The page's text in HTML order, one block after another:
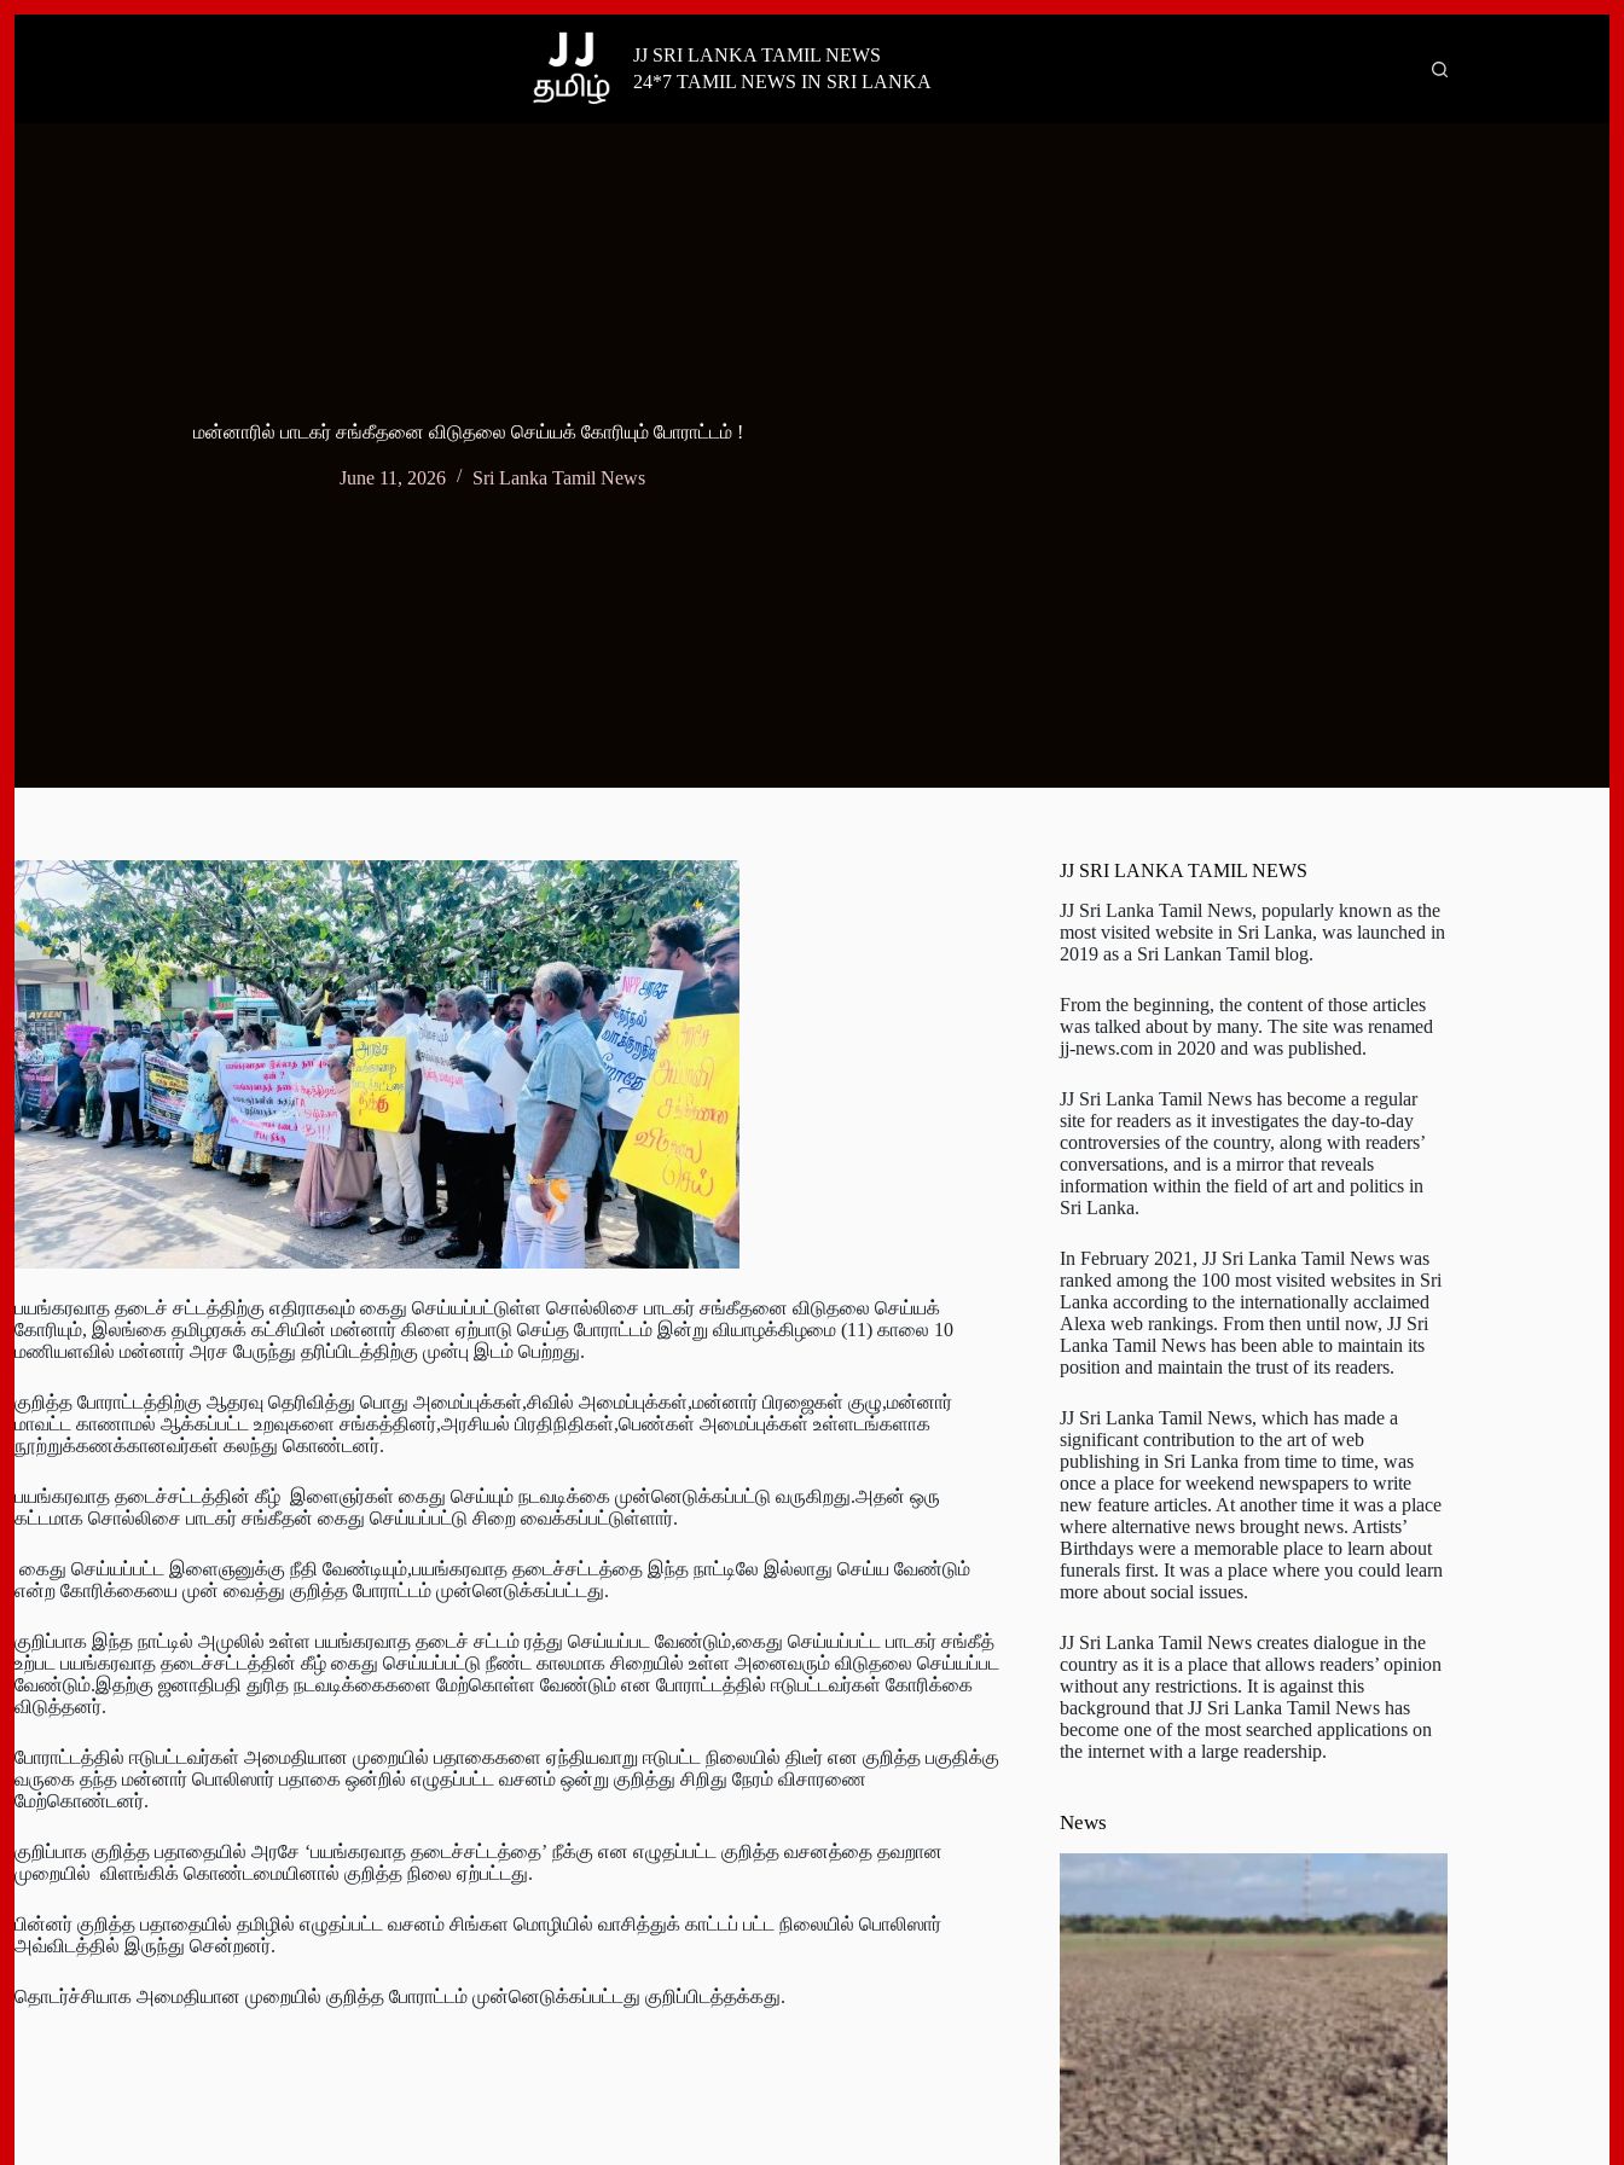
JJ SRI LANKA TAMIL NEWS
24*7 TAMIL NEWS IN SRI LANKA
மன்னாரில் பாடகர் சங்கீதனை விடுதலை செய்யக் கோரியும் போராட்டம் !
June 11, 2026 Sri Lanka Tamil News
பயங்கரவாத தடைச் சட்டத்திற்கு எதிராகவும் கைது செய்யப்பட்டுள்ள சொல்லிசை பாடகர் சங்கீதனை விடுதலை செய்யக்
கோரியும், இலங்கை தமிழரசுக் கட்சியின் மன்னார் கிளை ஏற்பாடு செய்த போராட்டம் இன்று வியாழக்கிழமை (11) காலை 10
மணியளவில் மன்னார் அரச பேருந்து தரிப்பிடத்திற்கு முன்பு இடம் பெற்றது.
குறித்த போராட்டத்திற்கு ஆதரவு தெரிவித்து பொது அமைப்புக்கள்,சிவில் அமைப்புக்கள்,மன்னார் பிரஜைகள் குழு,மன்னார்
மாவட்ட காணாமல் ஆக்கப்பட்ட உறவுகளை சங்கத்தினர்,அரசியல் பிரதிநிதிகள்,பெண்கள் அமைப்புக்கள் உள்ளடங்களாக
நூற்றுக்கணக்கானவர்கள் கலந்து கொண்டனர்.
பயங்கரவாத தடைச்சட்டத்தின் கீழ் இளைஞர்கள் கைது செய்யும் நடவடிக்கை முன்னெடுக்கப்பட்டு வருகிறது.அதன் ஒரு
கட்டமாக சொல்லிசை பாடகர் சங்கீதன் கைது செய்யப்பட்டு சிறை வைக்கப்பட்டுள்ளார்.
கைது செய்யப்பட்ட இளைஞனுக்கு நீதி வேண்டியும்,பயங்கரவாத தடைச்சட்டத்தை இந்த நாட்டிலே இல்லாது செய்ய வேண்டும்
என்ற கோரிக்கையை முன் வைத்து குறித்த போராட்டம் முன்னெடுக்கப்பட்டது.
குறிப்பாக இந்த நாட்டில் அமுலில் உள்ள பயங்கரவாத தடைச் சட்டம் ரத்து செய்யப்பட வேண்டும்,கைது செய்யப்பட்ட பாடகர் சங்கீத்
உற்பட பயங்கரவாத தடைச்சட்டத்தின் கீழ் கைது செய்யப்பட்டு நீண்ட காலமாக சிறையில் உள்ள அனைவரும் விடுதலை செய்யப்பட
வேண்டும்.இதற்கு ஜனாதிபதி துரித நடவடிக்கைகளை மேற்கொள்ள வேண்டும் என போராட்டத்தில் ஈடுபட்டவர்கள் கோரிக்கை
விடுத்தனர்.
போராட்டத்தில் ஈடுபட்டவர்கள் அமைதியான முறையில் பதாகைகளை ஏந்தியவாறு ஈடுபட்ட நிலையில் திடீர் என குறித்த பகுதிக்கு
வருகை தந்த மன்னார் பொலிஸார் பதாகை ஒன்றில் எழுதப்பட்ட வசனம் ஒன்று குறித்து சிறிது நேரம் விசாரணை
மேற்கொண்டனர்.
குறிப்பாக குறித்த பதாதையில் அரசே ‘பயங்கரவாத தடைச்சட்டத்தை’ நீக்கு என எழுதப்பட்ட குறித்த வசனத்தை தவறான
முறையில் விளங்கிக் கொண்டமையினால் குறித்த நிலை ஏற்பட்டது.
பின்னர் குறித்த பதாதையில் தமிழில் எழுதப்பட்ட வசனம் சிங்கள மொழியில் வாசித்துக் காட்டப் பட்ட நிலையில் பொலிஸார்
அவ்விடத்தில் இருந்து சென்றனர்.
தொடர்ச்சியாக அமைதியான முறையில் குறித்த போராட்டம் முன்னெடுக்கப்பட்டது குறிப்பிடத்தக்கது.
JJ SRI LANKA TAMIL NEWS
JJ Sri Lanka Tamil News, popularly known as the
most visited website in Sri Lanka, was launched in
2019 as a Sri Lankan Tamil blog.
From the beginning, the content of those articles
was talked about by many. The site was renamed
jj-news.com in 2020 and was published.
JJ Sri Lanka Tamil News has become a regular
site for readers as it investigates the day-to-day
controversies of the country, along with readers’
conversations, and is a mirror that reveals
information within the field of art and politics in
Sri Lanka.
In February 2021, JJ Sri Lanka Tamil News was
ranked among the 100 most visited websites in Sri
Lanka according to the internationally acclaimed
Alexa web rankings. From then until now, JJ Sri
Lanka Tamil News has been able to maintain its
position and maintain the trust of its readers.
JJ Sri Lanka Tamil News, which has made a
significant contribution to the art of web
publishing in Sri Lanka from time to time, was
once a place for weekend newspapers to write
new feature articles. At another time it was a place
where alternative news brought news. Artists’
Birthdays were a memorable place to learn about
funerals first. It was a place where you could learn
more about social issues.
JJ Sri Lanka Tamil News creates dialogue in the
country as it is a place that allows readers’ opinion
without any restrictions. It is against this
background that JJ Sri Lanka Tamil News has
become one of the most searched applications on
the internet with a large readership.
News